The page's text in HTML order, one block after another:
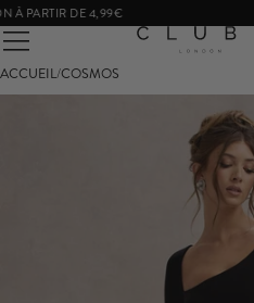
PARTIR DE 4,99€
ACCUEIL/COSMOS